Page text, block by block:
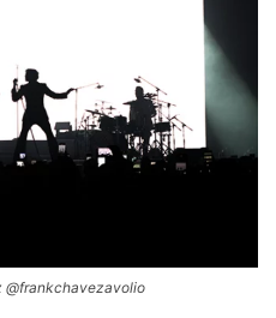
@frankchavezavolio